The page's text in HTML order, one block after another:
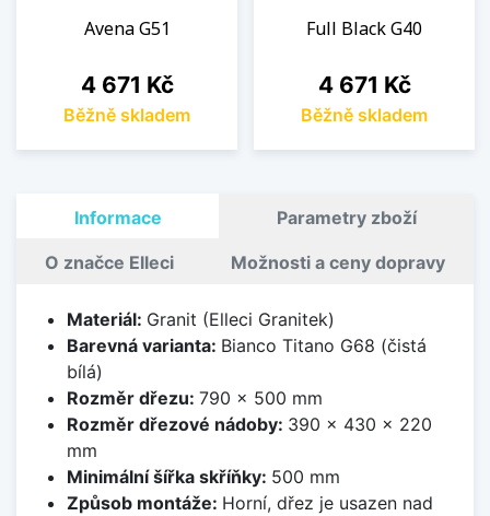
Avena G51
Cena
4 671 Kč
Běžně skladem
Full Black G40
Cena
4 671 Kč
Běžně skladem
Informace Parametry zboží
O značce Elleci Možnosti a ceny dopravy
Materiál: Granit (Elleci Granitek)
Barevná varianta: Bianco Titano G68 (čistá
bílá)
Rozměr dřezu: 790 x 500 mm
Rozměr dřezové nádoby: 390 x 430 x 220
mm
Minimální šířka skříňky: 500 mm
Způsob montáže: Horní, dřez je usazen nad